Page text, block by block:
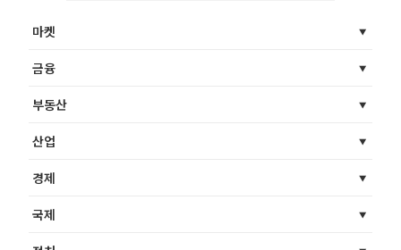
마켓
금융
부동산
산업
경제
국제